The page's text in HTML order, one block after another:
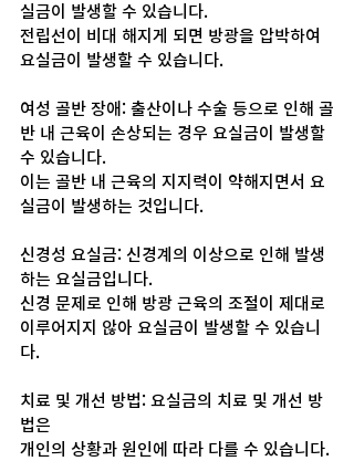
실금이 발생할 수 있습니다.
전립선이 비대 해지게 되면 방광을 압박하여
요실금이 발생할 수 있습니다.
여성 골반 장애: 출산이나 수술 등으로 인해 골
반 내 근육이 손상되는 경우 요실금이 발생할
수 있습니다.
이는 골반 내 근육의 지지력이 약해지면서 요
실금이 발생하는 것입니다.
신경성 요실금: 신경계의 이상으로 인해 발생
하는 요실금입니다.
신경 문제로 인해 방광 근육의 조절이 제대로
이루어지지 않아 요실금이 발생할 수 있습니
다.
치료 및 개선 방법: 요실금의 치료 및 개선 방
법은
개인의 상황과 원인에 따라 다를 수 있습니다.